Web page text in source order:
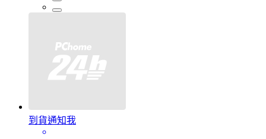
到貨通知我